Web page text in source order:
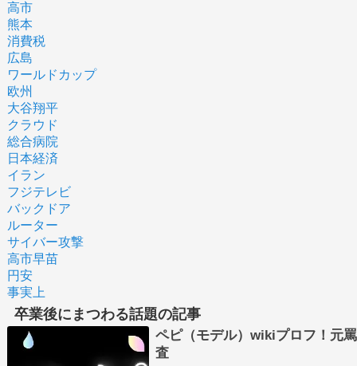
高市
熊本
消費税
広島
ワールドカップ
欧州
大谷翔平
クラウド
総合病院
日本経済
イラン
フジテレビ
バックドア
ルーター
サイバー攻撃
高市早苗
円安
事実上
卒業後にまつわる話題の記事
ペピ（モデル）wikiプロフ！元
査